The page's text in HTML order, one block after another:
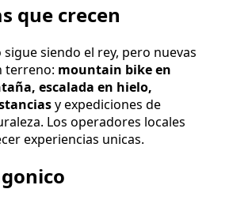
que crecen
siendo el rey, pero nuevas
terreno: mountain bike en
escalada en hielo,
y expediciones de
Los operadores locales
experiencias unicas.